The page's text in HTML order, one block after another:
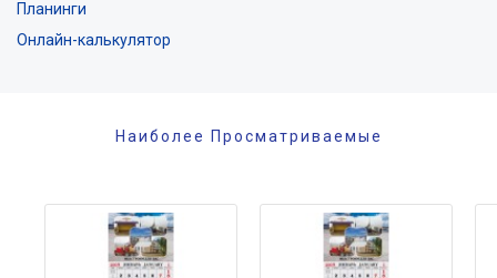
Планинги
Онлайн-калькулятор
Наиболее Просматриваемые